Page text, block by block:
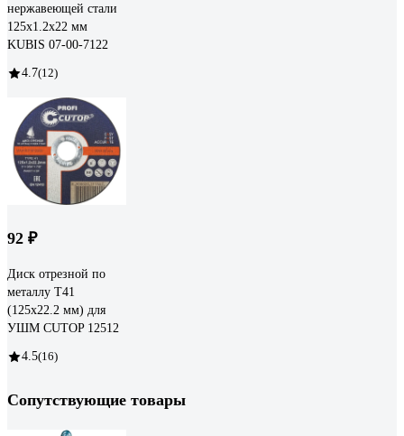
нержавеющей стали
125х1.2х22 мм
KUBIS 07-00-7122
4.7(12)
92 ₽
Диск отрезной по
металлу T41
(125х22.2 мм) для
УШМ CUTOP 12512
4.5(16)
Сопутствующие товары